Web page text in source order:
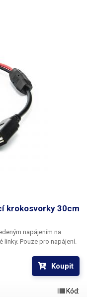
krokosvorky 30cm
napájením na
linky. Pouze pro napájení.
Koupit
Kód: